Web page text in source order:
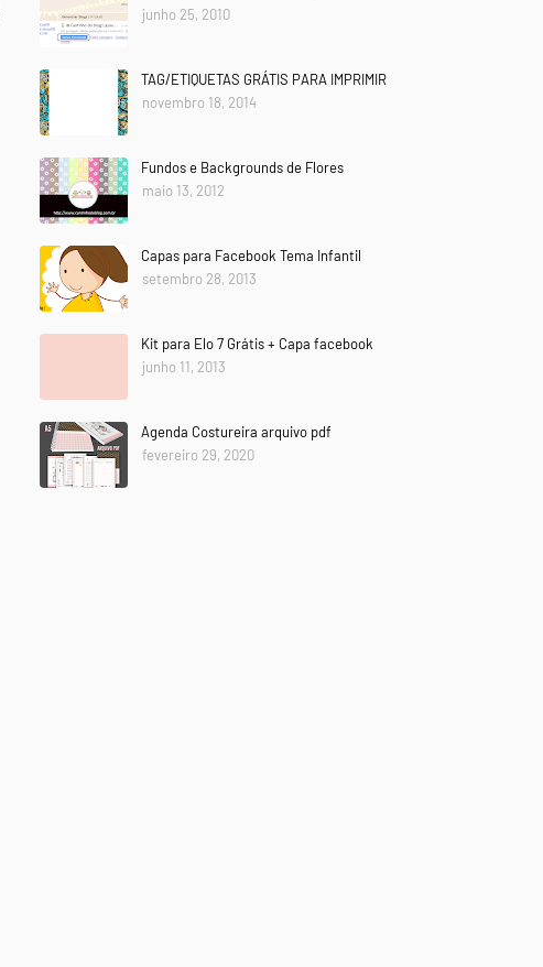
junho 25, 2010
TAG/ETIQUETAS GRÁTIS PARA IMPRIMIR
novembro 18, 2014
Fundos e Backgrounds de Flores
maio 13, 2012
Capas para Facebook Tema Infantil
setembro 28, 2013
Kit para Elo 7 Grátis + Capa facebook
junho 11, 2013
Agenda Costureira arquivo pdf
fevereiro 29, 2020